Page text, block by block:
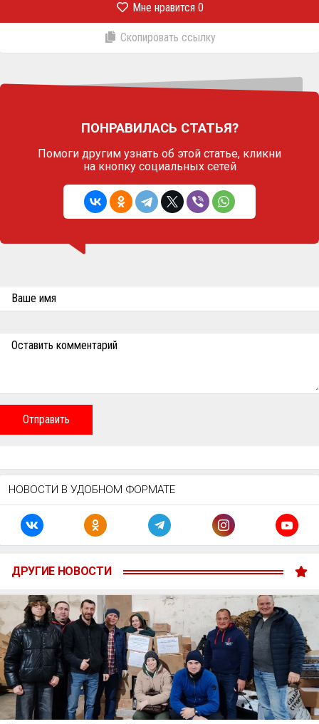
Мне нравится 0
Скопировать ссылку
ПОНРАВИЛАСЬ СТАТЬЯ?
Помоги другим узнать об этой статье, кликни
на кнопку социальных сетей
Ваше имя
Оставить комментарий
Отправить
НОВОСТИ В УДОБНОМ ФОРМАТЕ
ДРУГИЕ НОВОСТИ